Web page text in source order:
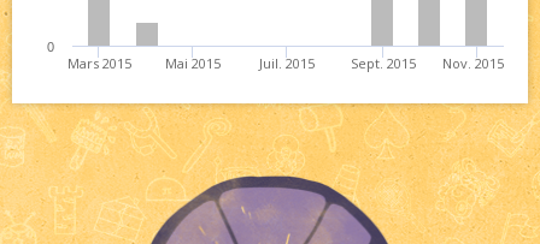
Mars 2015 Mai 2015 Juil. 2015 Sept. 2015 Nov. 2015
0